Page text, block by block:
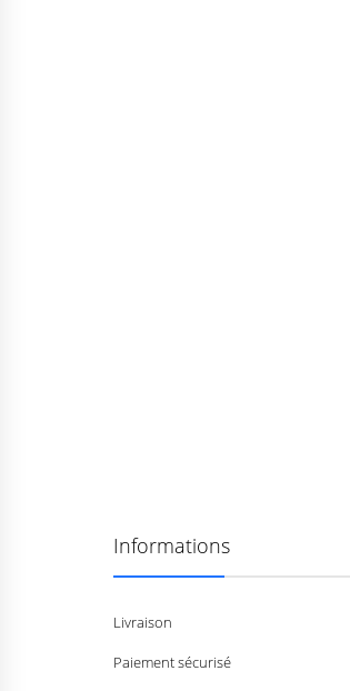
Informations
Livraison
Paiement sécurisé